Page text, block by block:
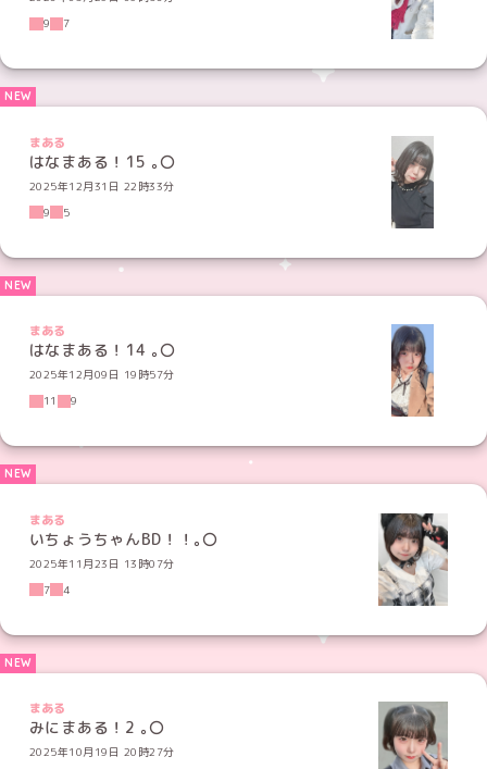
9
7
まある
はなまある！15 ｡〇
2025年12月31日 22時33分
9
5
まある
はなまある！14 ｡〇
2025年12月09日 19時57分
11
9
まある
いちょうちゃんBD！！｡〇
2025年11月23日 13時07分
7
4
まある
みにまある！2 ｡〇
2025年10月19日 20時27分